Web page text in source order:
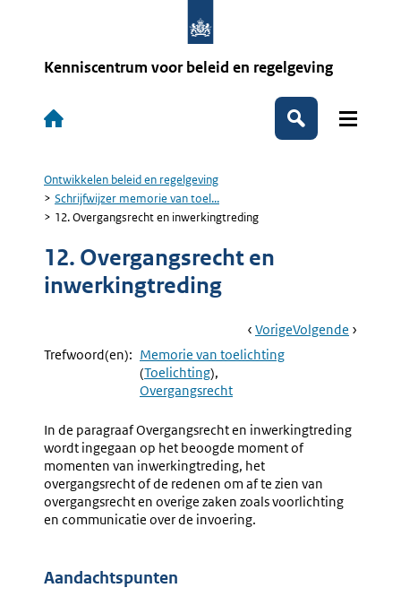
Kenniscentrum voor beleid en regelgeving
Hoofdnavigatie
Zoeken
Kruimelpad
Ontwikkelen beleid en regelgeving
Schrijfwijzer memorie van toel...
12. Overgangsrecht en inwerkingtreding
12. Overgangsrecht en
inwerkingtreding
Book
Navigation
Ga
Naar
VorigePagina:
Ga
Volgende Pagina:
Trefwoord(en): Memorie van toelichting
(Toelichting)
Overgangsrecht
In de paragraaf Overgangsrecht en inwerkingtreding
wordt ingegaan op het beoogde moment of
momenten van inwerkingtreding, het
overgangsrecht of de redenen om af te zien van
overgangsrecht en overige zaken zoals voorlichting
en communicatie over de invoering.
Aandachtspunten